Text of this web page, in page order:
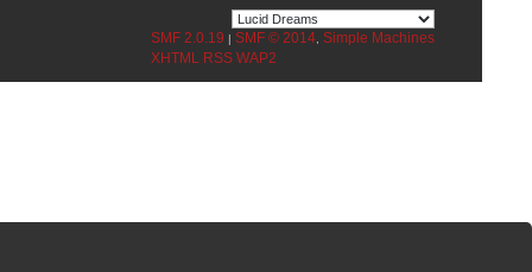
SMF 2.0.19 | SMF © 2014, Simple Machines
XHTML
RSS WAP2